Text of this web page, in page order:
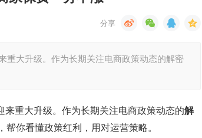
大升级。作为长期关注电商政策动态的解密
重大升级。作为长期关注电商政策动态的解
帮你看懂政策红利，用对运营策略。